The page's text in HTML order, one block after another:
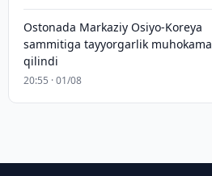
Ostonada Markaziy Osiyo-Koreya
sammitiga tayyorgarlik muhokama
qilindi
20:55 · 01/08